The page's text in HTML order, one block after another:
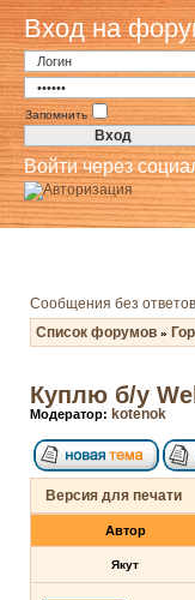
Вход на
Запомнить
Войти через
Сообщения без ответов
Список форумов »
Куплю б/у
Модератор: kotenok
Версия для печати
Автор
Якут